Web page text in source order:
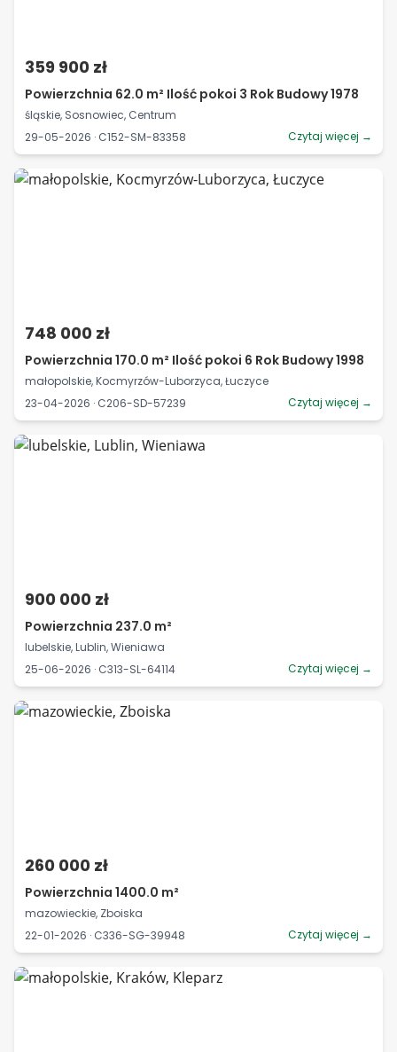
359 900 zł
Powierzchnia 62.0 m² Ilość pokoi 3 Rok Budowy 1978
śląskie, Sosnowiec, Centrum
29-05-2026 · C152-SM-83358
Czytaj więcej →
748 000 zł
Powierzchnia 170.0 m² Ilość pokoi 6 Rok Budowy 1998
małopolskie, Kocmyrzów-Luborzyca, Łuczyce
23-04-2026 · C206-SD-57239
Czytaj więcej →
900 000 zł
Powierzchnia 237.0 m²
lubelskie, Lublin, Wieniawa
25-06-2026 · C313-SL-64114
Czytaj więcej →
260 000 zł
Powierzchnia 1400.0 m²
mazowieckie, Zboiska
22-01-2026 · C336-SG-39948
Czytaj więcej →